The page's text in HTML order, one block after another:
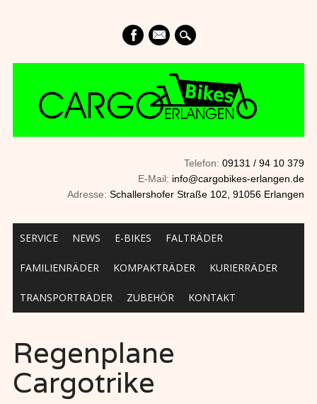
mail
Telefon:09131 / 94 10 379
E-Mail: info@cargobikes-erlangen.de
Adresse:Schallershofer Straße 102, 91056 Erlangen
Main menu
SERVICE NEWS E-BIKES FALTRÄDER
FAMILIENRÄDER KOMPAKTRÄDER KURIERRÄDER
TRANSPORTRÄDER ZUBEHÖR KONTAKT
Regenplane
Cargotrike